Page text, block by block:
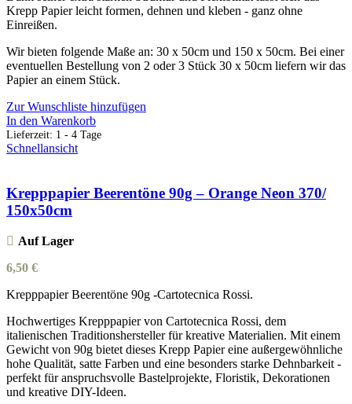
Krepp Papier leicht formen, dehnen und kleben - ganz ohne
Einreißen.
Wir bieten folgende Maße an: 30 x 50cm und 150 x 50cm. Bei einer
eventuellen Bestellung von 2 oder 3 Stück 30 x 50cm liefern wir das
Papier an einem Stück.
Zur Wunschliste hinzufügen
In den Warenkorb
Lieferzeit: 1 - 4 Tage
Schnellansicht
Krepppapier Beerentöne 90g – Orange Neon 370/
150x50cm
Auf Lager
6,50 €
Krepppapier Beerentöne 90g -Cartotecnica Rossi.
Hochwertiges Krepppapier von Cartotecnica Rossi, dem
italienischen Traditionshersteller für kreative Materialien. Mit einem
Gewicht von 90g bietet dieses Krepp Papier eine außergewöhnliche
hohe Qualität, satte Farben und eine besonders starke Dehnbarkeit -
perfekt für anspruchsvolle Bastelprojekte, Floristik, Dekorationen
und kreative DIY-Ideen.